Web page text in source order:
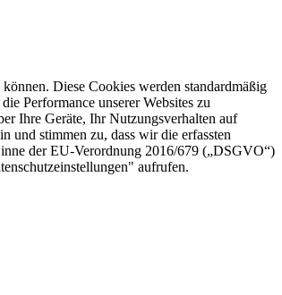
Diese Cookies werden standardmäßig
Performance unserer Websites zu
Ihre Geräte, Ihr Nutzungsverhalten auf
und stimmen zu, dass wir die erfassten
der EU-Verordnung 2016/679 („DSGVO“)
aufrufen.